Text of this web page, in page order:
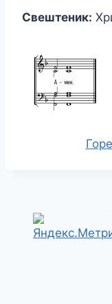
Свештеник:
Горе